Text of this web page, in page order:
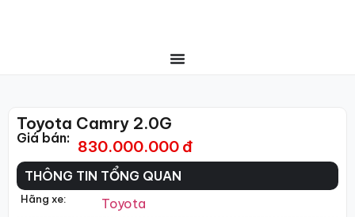
Toyota Camry 2.0G
Giá bán: 830.000.000 đ
THÔNG TIN TỔNG QUAN
Hãng xe: Toyota